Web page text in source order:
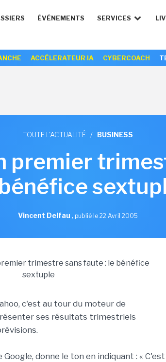
ÉVÉNEMENTS SERVICES
ACCÉLERATEUR IA CYBERCOACH
TOUTE L'ACTUALITÉ / BUSINESS
premier
Vincent Delfau , publié le 22 Avril 2005
c'est au tour du moteur de
ses résultats trimestriels
Google, donne le ton en indiquant : « C'est